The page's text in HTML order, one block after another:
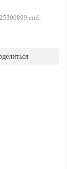
erid: